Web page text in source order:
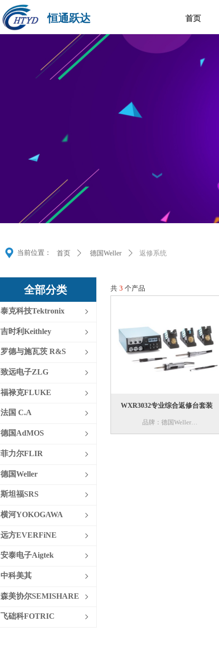
首页
恒通跃达
共 3 个产品
WXR3032专业综合返修台套装
品牌：德国Weller
型号：WXR3032
全部分类
ꁇ
泰克科技Tektronix
ꁇ
吉时利Keithley
ꁇ
罗德与施瓦茨 R&S
ꁇ
致远电子ZLG
ꁇ
福禄克FLUKE
ꁇ
法国 C.A
ꁇ
德国AdMOS
ꁇ
菲力尔FLIR
ꁇ
德国Weller
ꁇ
斯坦福SRS
ꁇ
横河YOKOGAWA
ꁇ
远方EVERFiNE
ꁇ
安泰电子Aigtek
ꁇ
中科美其
ꁇ
森美协尔SEMISHARE
ꁇ
飞础科FOTRIC
끇 当前位置： 首页 ꄲ 德国Weller ꄲ 返修系统